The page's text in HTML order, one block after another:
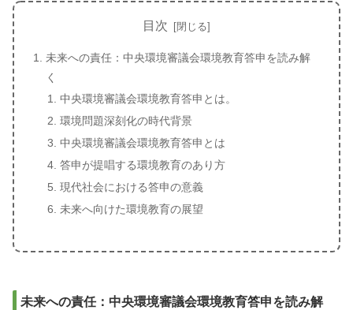
目次
未来への責任：中央環境審議会環境教育答申を読み解
く
中央環境審議会環境教育答申とは。
環境問題深刻化の時代背景
中央環境審議会環境教育答申とは
答申が提唱する環境教育のあり方
現代社会における答申の意義
未来へ向けた環境教育の展望
未来への責任：中央環境審議会環境教育答申を読み解